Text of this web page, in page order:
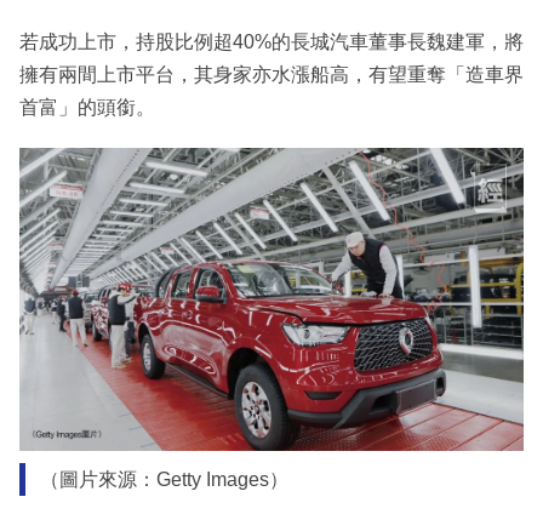
若成功上市，持股比例超40%的長城汽車董事長魏建軍，將
擁有兩間上市平台，其身家亦水漲船高，有望重奪「造車界
首富」的頭銜。
（圖片來源：Getty Images）